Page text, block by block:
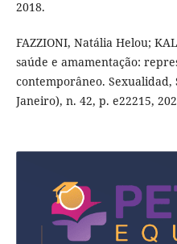
2018.
FAZZIONI, Natália Helou;
saúde e amamentação:
contemporâneo. Sexualidad,
Janeiro), n. 42, p. e22215,